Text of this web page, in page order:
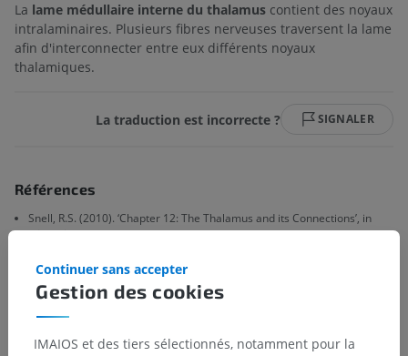
La lame médullaire interne du thalamus contient des noyaux
intralaminaires. Plusieurs fibres nerveuses traversent la lame
afin d'interconnecter entre eux différents noyaux
thalamiques.
La traduction est incorrecte ? SIGNALER
Références
Snell, R.S. (2010). ‘Chapter 12: The Thalamus and its Connections’, in
Clinical Neuroanatomy.(7th ed.) Philadelphia: Wolters Kluwer
Galerie
Gestion des cookies
Continuer sans accepter
IMAIOS et des tiers sélectionnés, notamment pour la